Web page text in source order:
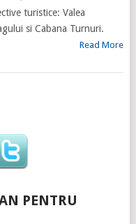
turistice: Valea
si Cabana Turnuri.
Read More
PENTRU